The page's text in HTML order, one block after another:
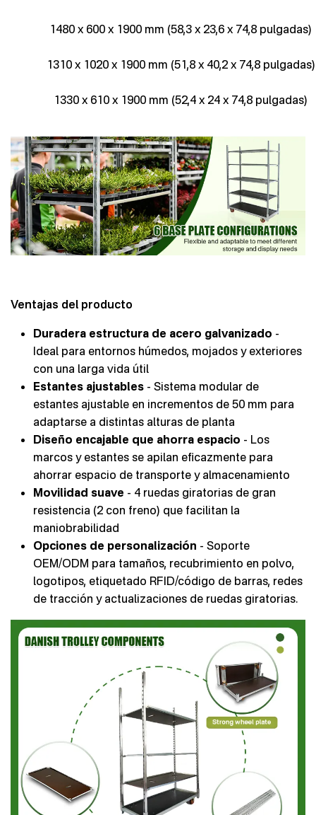
1480 x 600 x 1900 mm (58,3 x 23,6 x 74,8 pulgadas)
1310 x 1020 x 1900 mm (51,8 x 40,2 x 74,8 pulgadas)
1330 x 610 x 1900 mm (52,4 x 24 x 74,8 pulgadas)
Ventajas del producto
Duradera estructura de acero galvanizado -
Ideal para entornos húmedos, mojados y exteriores
con una larga vida útil
Estantes ajustables - Sistema modular de
estantes ajustable en incrementos de 50 mm para
adaptarse a distintas alturas de planta
Diseño encajable que ahorra espacio - Los
marcos y estantes se apilan eficazmente para
ahorrar espacio de transporte y almacenamiento
Movilidad suave - 4 ruedas giratorias de gran
resistencia (2 con freno) que facilitan la
maniobrabilidad
Opciones de personalización - Soporte
OEM/ODM para tamaños, recubrimiento en polvo,
logotipos, etiquetado RFID/código de barras, redes
de tracción y actualizaciones de ruedas giratorias.